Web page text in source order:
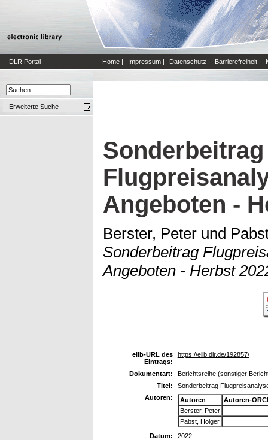
DLR Portal Home | Impressum | Datenschutz | Barrierefreiheit |
Erweiterte Suche
Sonderbeitrag
Angeboten -
Berster, Peter und
Sonderbeitrag
Angeboten - Herbst
elib-URL des
Eintrags:
https://elib.dlr.de/192857/
Dokumentart:
Berichtsreihe (sonstiger
Titel:
Sonderbeitrag
Autoren:
Autoren
Autoren-
Berster, Peter
Pabst, Holger
Datum:
2022